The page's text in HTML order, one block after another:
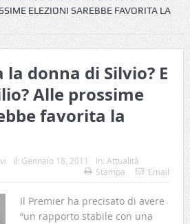
ELEZIONI SAREBBE FAVORITA LA
la donna di Silvio? E
Alle prossime
favorita la
il: Gennaio 18, 2011 In: Attualità
Stampa Email
Il Premier ha precisato di avere
“un rapporto stabile con una